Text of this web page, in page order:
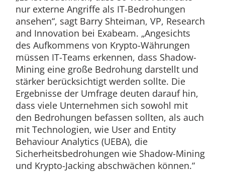
nur externe Angriffe als IT-Bedrohungen
ansehen“, sagt Barry Shteiman, VP, Research
and Innovation bei Exabeam. „Angesichts
des Aufkommens von Krypto-Währungen
müssen IT-Teams erkennen, dass Shadow-
Mining eine große Bedrohung darstellt und
stärker berücksichtigt werden sollte. Die
Ergebnisse der Umfrage deuten darauf hin,
dass viele Unternehmen sich sowohl mit
den Bedrohungen befassen sollten, als auch
mit Technologien, wie User and Entity
Behaviour Analytics (UEBA), die
Sicherheitsbedrohungen wie Shadow-Mining
und Krypto-Jacking abschwächen können.“